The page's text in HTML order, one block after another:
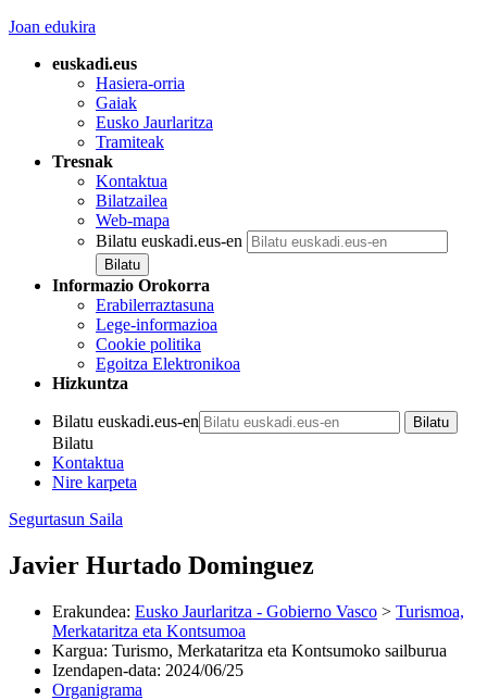
Joan edukira
euskadi.eus
Hasiera-orria
Gaiak
Eusko Jaurlaritza
Tramiteak
Tresnak
Kontaktua
Bilatzailea
Web-mapa
Bilatu euskadi.eus-en
Informazio Orokorra
Erabilerraztasuna
Lege-informazioa
Cookie politika
Egoitza Elektronikoa
Hizkuntza
Bilatu euskadi.eus-en
Bilatu
Kontaktua
Nire karpeta
Segurtasun Saila
Javier Hurtado Dominguez
Erakundea: Eusko Jaurlaritza - Gobierno Vasco > Turismoa,
Merkataritza eta Kontsumoa
Kargua: Turismo, Merkataritza eta Kontsumoko sailburua
Izendapen-data: 2024/06/25
Organigrama